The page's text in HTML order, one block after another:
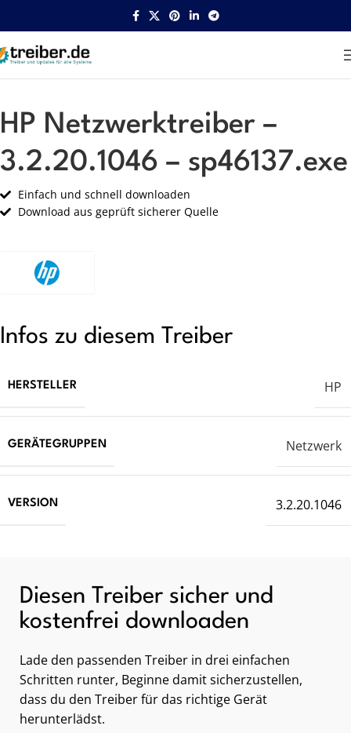
Startseite HP Netzwerk
HP Netzwerktreiber –
3.2.20.1046 – sp46137.exe
Einfach und schnell downloaden
Download aus geprüft sicherer Quelle
Infos zu diesem Treiber
HERSTELLER HP
GERÄTEGRUPPEN Netzwerk
VERSION 3.2.20.1046
Diesen Treiber sicher und
kostenfrei downloaden
Lade den passenden Treiber in drei einfachen
Schritten runter, Beginne damit sicherzustellen,
dass du den Treiber für das richtige Gerät
herunterlädst.